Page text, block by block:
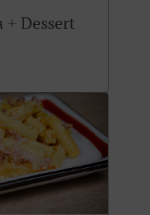
+ Dessert